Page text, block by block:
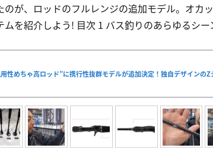
が、ロッドのフルレンジの追加モデル。オカ
を紹介しよう! 目次 1 バス釣りのあらゆるシ
めちゃ高ロッド”に携行性抜群モデルが追加決定！独自デザインのZ